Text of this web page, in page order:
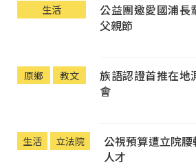
生活
公益團邀愛國浦長
父親節
原鄉 教文
族語認證首推在地
會
生活 立法院
公視預算遭立院
人才